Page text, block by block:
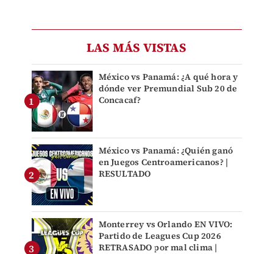
LAS MÁS VISTAS
México vs Panamá: ¿A qué hora y
dónde ver Premundial Sub 20 de
Concacaf?
México vs Panamá: ¿Quién ganó
en Juegos Centroamericanos? |
RESULTADO
Monterrey vs Orlando EN VIVO:
Partido de Leagues Cup 2026
RETRASADO por mal clima |